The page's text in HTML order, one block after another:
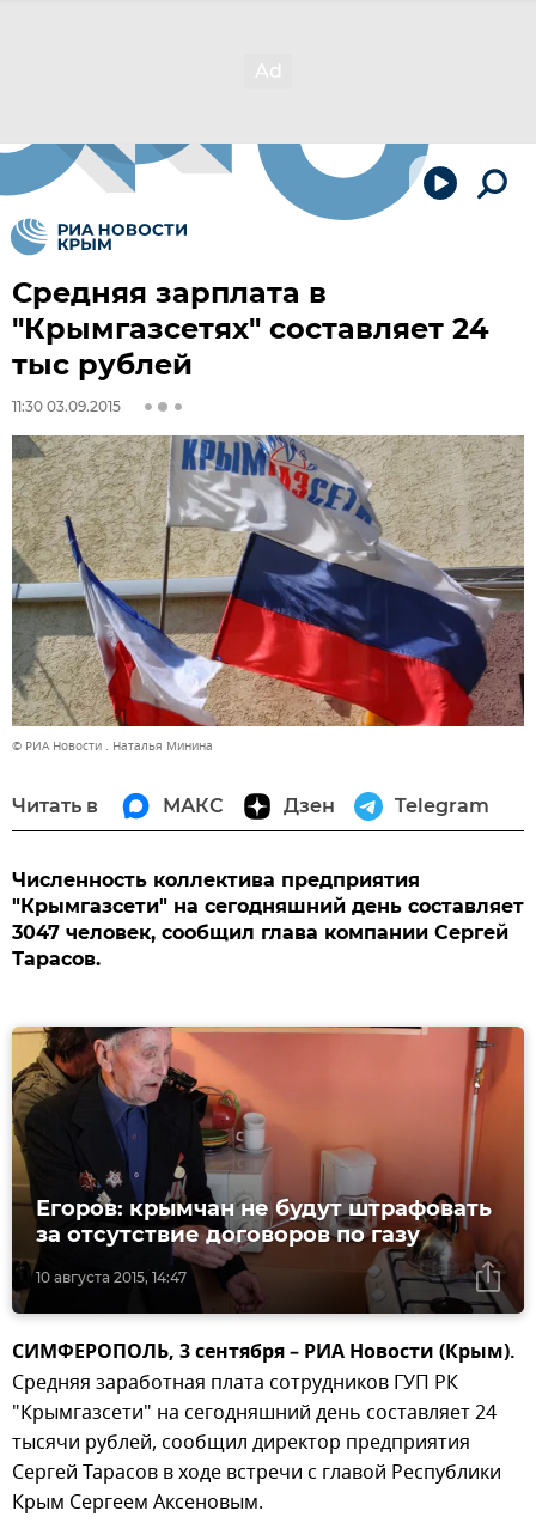
Средняя зарплата в
"Крымгазсетях" составляет 24
тыс рублей
11:30 03.09.2015
© РИА Новости . Наталья Минина
Читать в МАКС Дзен Telegram
Численность коллектива предприятия
"Крымгазсети" на сегодняшний день составляет
3047 человек, сообщил глава компании Сергей
Тарасов.
10 августа 2015, 14:47
Егоров: крымчан не будут штрафовать
за отсутствие договоров по газу
СИМФЕРОПОЛЬ, 3 сентября – РИА Новости (Крым).
Средняя заработная плата сотрудников ГУП РК
"Крымгазсети" на сегодняшний день составляет 24
тысячи рублей, сообщил директор предприятия
Сергей Тарасов в ходе встречи с главой Республики
Крым Сергеем Аксеновым.